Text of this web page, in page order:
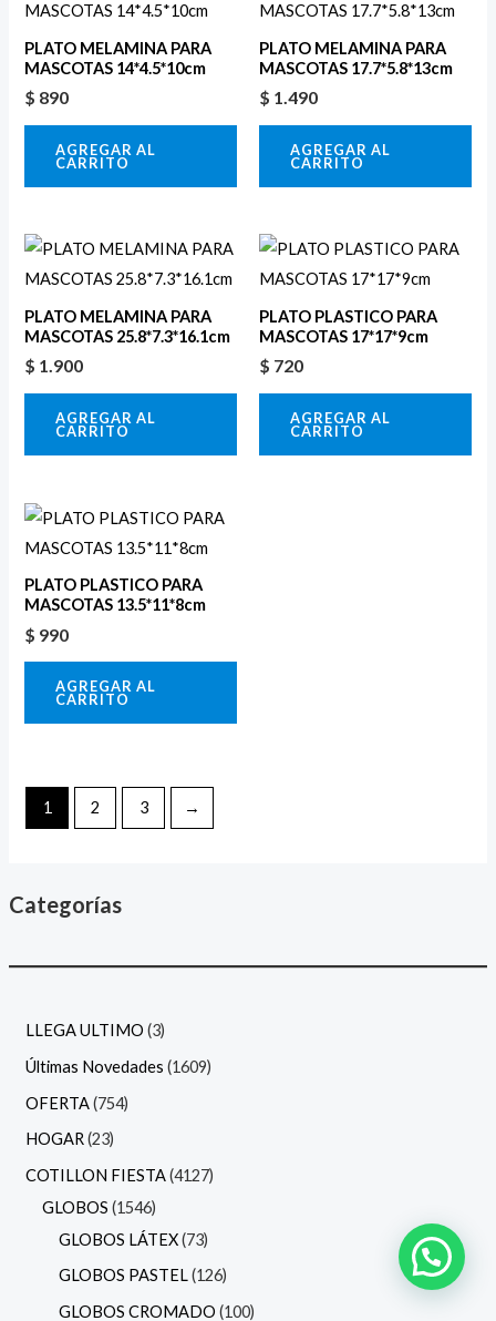
Categorías
LLEGA ULTIMO 3
Últimas Novedades 1609
OFERTA 754
HOGAR 23
COTILLON FIESTA 4127
GLOBOS 1546
GLOBOS LÁTEX 73
GLOBOS PASTEL 126
GLOBOS CROMADO 100
PLATO MELAMINA PARA
MASCOTAS 14*4.5*10cm
$ 890
AGREGAR AL
CARRITO
PLATO MELAMINA PARA
MASCOTAS 17.7*5.8*13cm
$ 1.490
AGREGAR AL
CARRITO
PLATO MELAMINA PARA
MASCOTAS 25.8*7.3*16.1cm
$ 1.900
AGREGAR AL
CARRITO
PLATO PLASTICO PARA
MASCOTAS 17*17*9cm
$ 720
AGREGAR AL
CARRITO
PLATO PLASTICO PARA
MASCOTAS 13.5*11*8cm
$ 990
AGREGAR AL
CARRITO
1 2 3 →